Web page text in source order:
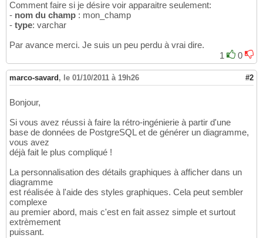
Comment faire si je désire voir apparaitre seulement:
- nom du champ : mon_champ
- type: varchar
Par avance merci. Je suis un peu perdu à vrai dire.
1
0
marco-savard , le 01/10/2011 à 19h26 #2
Bonjour,
Si vous avez réussi à faire la rétro-ingénierie à partir d'une
base de données de PostgreSQL et de générer un diagramme,
vous avez
déjà fait le plus compliqué !
La personnalisation des détails graphiques à afficher dans un
diagramme
est réalisée à l'aide des styles graphiques. Cela peut sembler
complexe
au premier abord, mais c'est en fait assez simple et surtout
extrèmement
puissant.